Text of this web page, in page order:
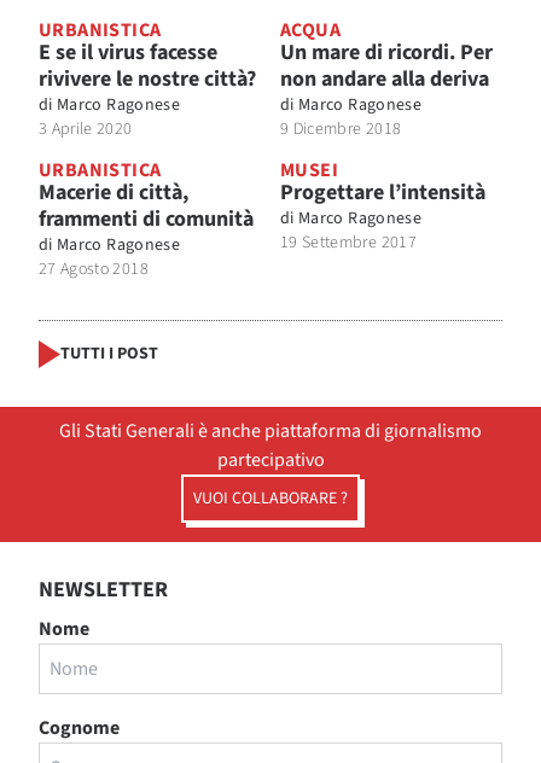
URBANISTICA
E se il virus facesse
rivivere le nostre città?
di Marco Ragonese
3 Aprile 2020
ACQUA
Un mare di ricordi. Per
non andare alla deriva
di Marco Ragonese
9 Dicembre 2018
URBANISTICA
Macerie di città,
frammenti di comunità
di Marco Ragonese
27 Agosto 2018
MUSEI
Progettare l’intensità
di Marco Ragonese
19 Settembre 2017
TUTTI I POST
Gli Stati Generali è anche piattaforma di giornalismo
partecipativo
VUOI COLLABORARE ?
NEWSLETTER
Nome
Cognome